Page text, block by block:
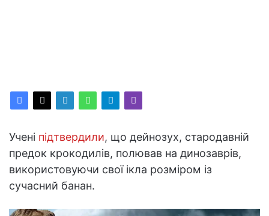
Учені підтвердили, що дейнозух, стародавній
предок крокодилів, полював на динозаврів,
використовуючи свої ікла розміром із
сучасний банан.